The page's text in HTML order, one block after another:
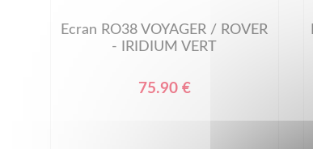
Ecran RO38 VOYAGER / ROVER
- IRIDIUM VERT
75.90 €